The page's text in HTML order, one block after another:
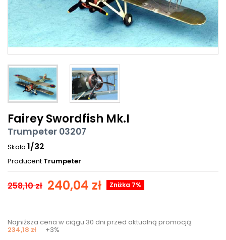
Fairey Swordfish Mk.I
Trumpeter 03207
Skala 1/32
Producent Trumpeter
258,10 zł 240,04 zł Zniżka 7%
Najniższa cena w ciągu 30 dni przed aktualną promocją:
234,18 zł +3%